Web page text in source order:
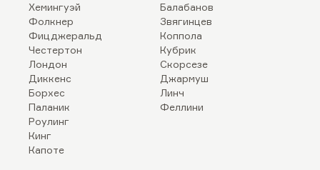
Хемингуэй
Фолкнер
Фицджеральд
Честертон
Лондон
Диккенс
Борхес
Паланик
Роулинг
Кинг
Капоте
Балабанов
Звягинцев
Коппола
Кубрик
Скорсезе
Джармуш
Линч
Феллини